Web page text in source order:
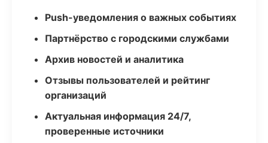
Push-уведомления о важных событиях
Партнёрство с городскими службами
Архив новостей и аналитика
Отзывы пользователей и рейтинг
организаций
Актуальная информация 24/7,
проверенные источники